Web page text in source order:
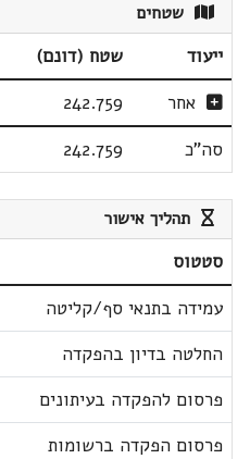
שטחים
ייעוד שטח (דונם)
אחר
242.759
סה"כ
242.759
תהליך אישור
סטטוס
עמידה בתנאי סף/קליטה
החלטה בדיון בהפקדה
פרסום להפקדה בעיתונים
פרסום הפקדה ברשומות